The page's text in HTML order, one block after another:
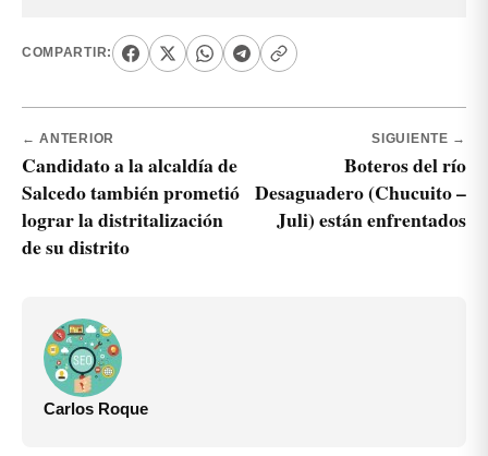
COMPARTIR:
← ANTERIOR
Candidato a la alcaldía de
Salcedo también prometió
lograr la distritalización
de su distrito
SIGUIENTE →
Boteros del río
Desaguadero (Chucuito –
Juli) están enfrentados
Carlos Roque